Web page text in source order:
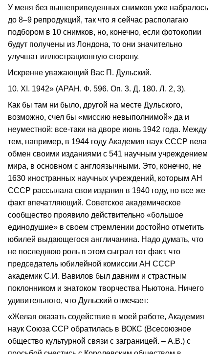
У меня без вышеприведенных снимков уже набралось
до 8–9 репродукций, так что я сейчас располагаю
подбором в 10 снимков, но, конечно, если фотокопии
будут получены из Лондона, то они значительно
улучшат иллюстрационную сторону.
Искренне уважающий Вас П. Дульский.
10. XI. 1942» (АРАН. Ф. 596. Оп. 3. Д. 180. Л. 2, 3).
Как бы там ни было, другой на месте Дульского,
возможно, счел бы «миссию невыполнимой» да и
неуместной: все-таки на дворе июнь 1942 года. Между
тем, например, в 1944 году Академия наук СССР вела
обмен своими изданиями с 541 научным учреждением
мира, в основном с англоязычными. Это, конечно, не
1630 иностранных научных учреждений, которым АН
СССР рассылала свои издания в 1940 году, но все же
факт впечатляющий. Советское академическое
сообщество проявило действительно «большое
единодушие» в своем стремлении достойно отметить
юбилей выдающегося англичанина. Надо думать, что
не последнюю роль в этом сыграл тот факт, что
председатель юбилейной комиссии АН СССР
академик С.И. Вавилов был давним и страстным
поклонником и знатоком творчества Ньютона. Ничего
удивительного, что Дульский отмечает:
«Желая оказать содействие в моей работе, Академия
наук Союза ССР обратилась в ВОКС (Всесоюзное
общество культурной связи с заграницей. – А.В.) с